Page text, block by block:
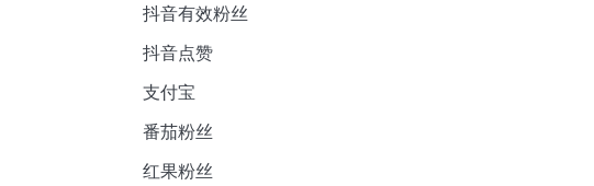
抖音有效粉丝
抖音点赞
支付宝
番茄粉丝
红果粉丝